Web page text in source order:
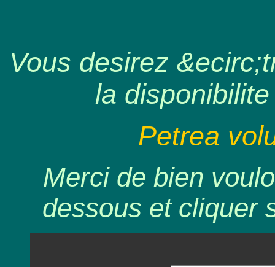
Vous desirez
la
Petrea
Merci de bien
dessous et cliquer